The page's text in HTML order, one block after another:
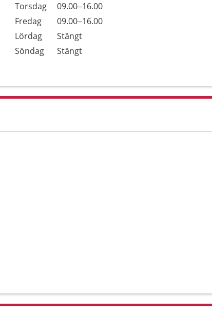
Torsdag
09.00–16.00
Fredag
09.00–16.00
Lördag
Stängt
Söndag
Stängt